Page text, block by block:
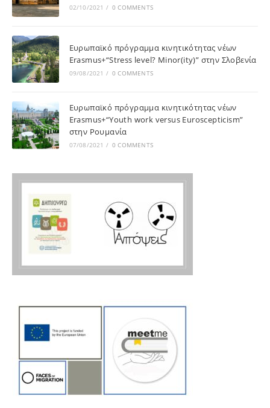
02/10/2021 / 0 COMMENTS
Ευρωπαϊκό πρόγραμμα κινητικότητας νέων
Erasmus+“Stress level? Minor(ity)” στην Σλοβενία
09/08/2021 / 0 COMMENTS
Ευρωπαϊκό πρόγραμμα κινητικότητας νέων
Erasmus+“Youth work versus Euroscepticism”
στην Ρουμανία
07/08/2021 / 0 COMMENTS